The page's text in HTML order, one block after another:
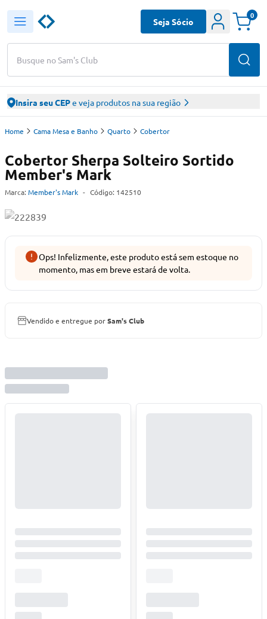
Busque no Sam's Club
Seja Sócio
0
Insira seu CEPe veja produtos na sua região
Home Cama Mesa e Banho Quarto Cobertor
Cobertor Sherpa Solteiro Sortido
Member's Mark
Marca: Member's Mark - Código: 142510
Ops! Infelizmente, este produto está sem estoque no
momento, mas em breve estará de volta.
Vendido e entregue porSam's Club